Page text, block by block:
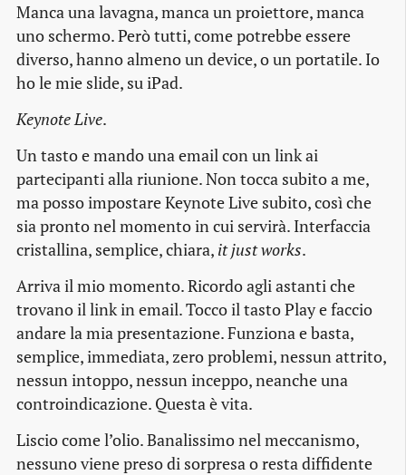
Manca una lavagna, manca un proiettore, manca
uno schermo. Però tutti, come potrebbe essere
diverso, hanno almeno un device, o un portatile. Io
ho le mie slide, su iPad.
Keynote Live.
Un tasto e mando una email con un link ai
partecipanti alla riunione. Non tocca subito a me,
ma posso impostare Keynote Live subito, così che
sia pronto nel momento in cui servirà. Interfaccia
cristallina, semplice, chiara, it just works.
Arriva il mio momento. Ricordo agli astanti che
trovano il link in email. Tocco il tasto Play e faccio
andare la mia presentazione. Funziona e basta,
semplice, immediata, zero problemi, nessun attrito,
nessun intoppo, nessun inceppo, neanche una
controindicazione. Questa è vita.
Liscio come l’olio. Banalissimo nel meccanismo,
nessuno viene preso di sorpresa o resta diffidente